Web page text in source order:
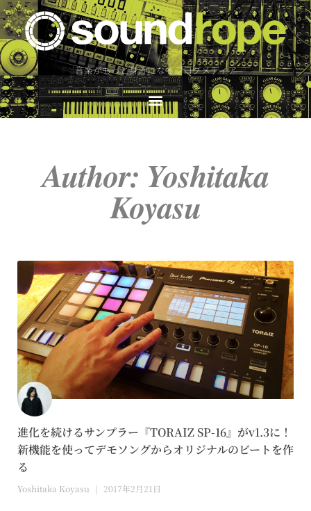
音楽がもっと身近になるブログメディア
Author: Yoshitaka
Koyasu
進化を続けるサンプラー『TORAIZ SP-16』がv1.3に！
新機能を使ってデモソングからオリジナルのビートを作
る
Yoshitaka Koyasu 2017年2月21日